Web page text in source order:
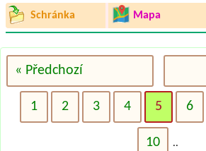
Schránka Mapa
« Předchozí
1 2 3 4 5 6
10 ..